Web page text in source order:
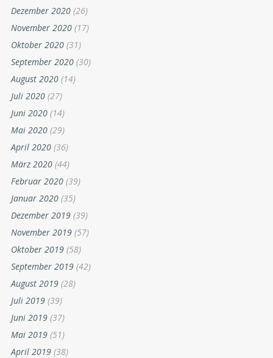
Dezember 2020 (26)
November 2020 (17)
Oktober 2020 (31)
September 2020 (30)
August 2020 (14)
Juli 2020 (27)
Juni 2020 (14)
Mai 2020 (29)
April 2020 (36)
März 2020 (44)
Februar 2020 (39)
Januar 2020 (35)
Dezember 2019 (39)
November 2019 (57)
Oktober 2019 (58)
September 2019 (42)
August 2019 (28)
Juli 2019 (39)
Juni 2019 (37)
Mai 2019 (51)
April 2019 (38)